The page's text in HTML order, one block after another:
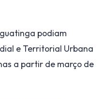
podiam
e Territorial Urbana
a partir de março de